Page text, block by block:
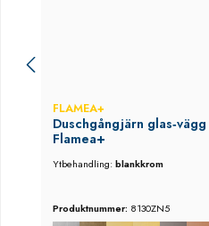
FLAMEA+
Duschgångjärn
Flamea+
Ytbehandling:blankkrom
Produktnummer: 8130ZN5